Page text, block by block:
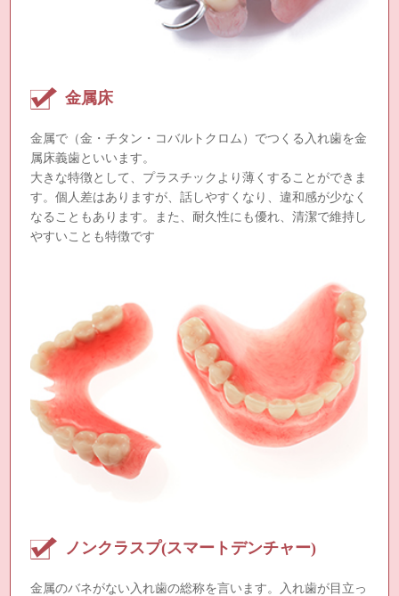
金属床
金属で（金・チタン・コバルトクロム）でつくる入れ歯を金
属床義歯といいます。
大きな特徴として、プラスチックより薄くすることができま
す。個人差はありますが、話しやすくなり、違和感が少なく
なることもあります。また、耐久性にも優れ、清潔で維持し
やすいことも特徴です
ノンクラスプ(スマートデンチャー)
金属のバネがない入れ歯の総称を言います。入れ歯が目立っ